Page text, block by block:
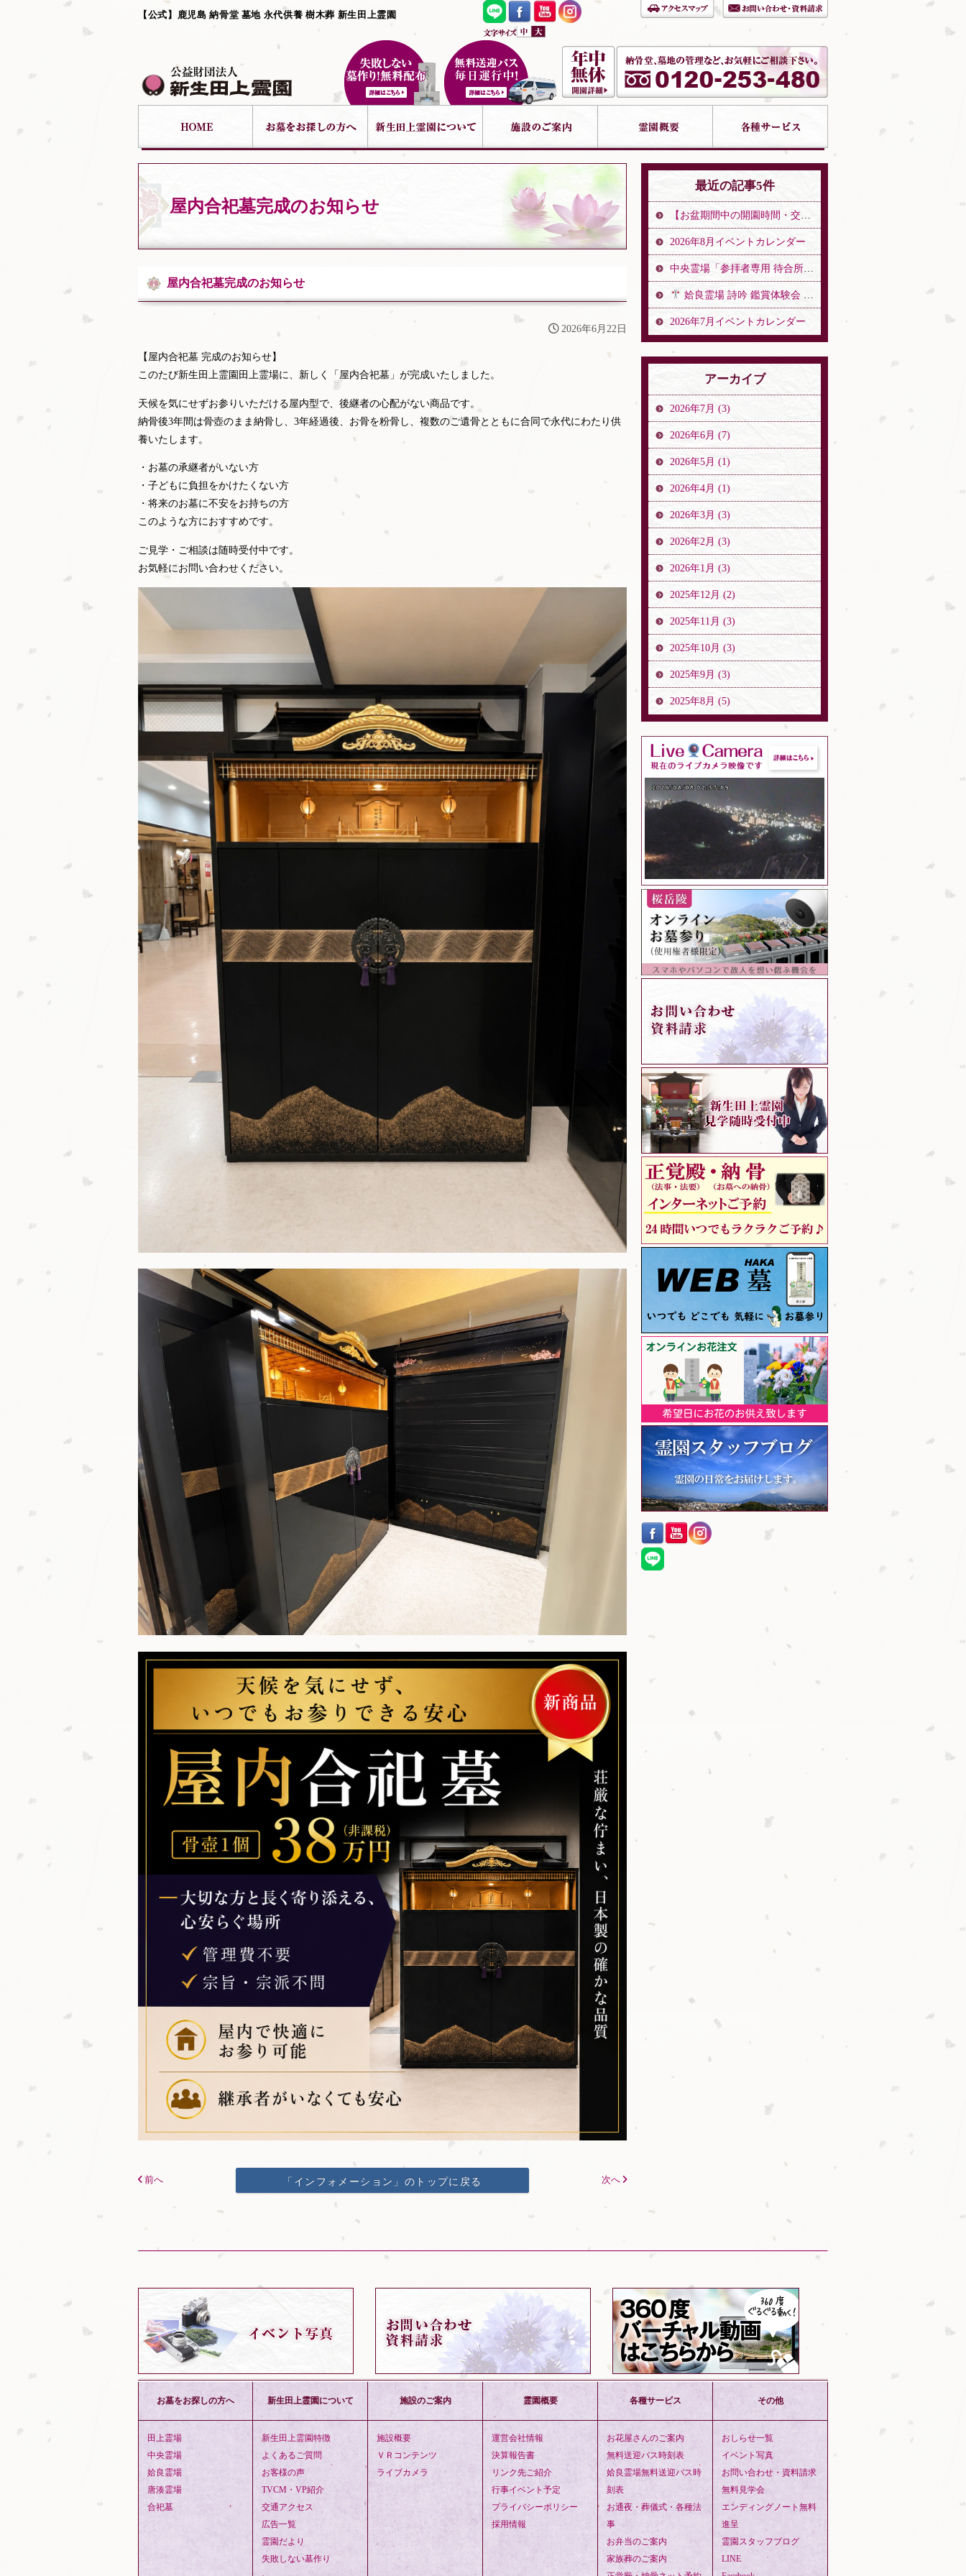
【公式】鹿児島 納骨堂 墓地 永代供養 樹木葬 新生田上霊園
屋内合祀墓完成のお知らせ
屋内合祀墓完成のお知らせ
2026年6月22日
【屋内合祀墓 完成のお知らせ】
このたび新生田上霊園田上霊場に、新しく「屋内合祀墓」が完成いたしました。
天候を気にせずお参りいただける屋内型で、後継者の心配がない商品です。
納骨後3年間は骨壺のまま納骨し、3年経過後、お骨を粉骨し、複数のご遺骨とともに合同で永代にわたり供
養いたします。
・お墓の承継者がいない方
・子どもに負担をかけたくない方
・将来のお墓に不安をお持ちの方
このような方におすすめです。
ご見学・ご相談は随時受付中です。
お気軽にお問い合わせください。
前へ 「インフォメーション」のトップに戻る 次へ
最近の記事5件
【お盆期間中の開園時間・交通誘導警備のお知らせ】
2026年8月イベントカレンダー
中央霊場「参拝者専用 待合所」開設のお知らせ
姶良霊場 詩吟 鑑賞体験会 開催
2026年7月イベントカレンダー
アーカイブ
2026年7月 (3)
2026年6月 (7)
2026年5月 (1)
2026年4月 (1)
2026年3月 (3)
2026年2月 (3)
2026年1月 (3)
2025年12月 (2)
2025年11月 (3)
2025年10月 (3)
2025年9月 (3)
2025年8月 (5)
お墓をお探しの方へ
田上霊場
中央霊場
姶良霊場
唐湊霊場
合祀墓
新生田上霊園について
新生田上霊園特徴
よくあるご質問
お客様の声
TVCM・VP紹介
交通アクセス
広告一覧
霊園だより
失敗しない墓作り
施設のご案内
施設概要
ＶＲコンテンツ
ライブカメラ
霊園概要
運営会社情報
決算報告書
リンク先ご紹介
行事イベント予定
プライバシーポリシー
採用情報
各種サービス
お花屋さんのご案内
無料送迎バス時刻表
姶良霊場無料送迎バス時
刻表
お通夜・葬儀式・各種法
事
お弁当のご案内
家族葬のご案内
その他
おしらせ一覧
イベント写真
お問い合わせ・資料請求
無料見学会
エンディングノート無料
進呈
霊園スタッフブログ
LINE